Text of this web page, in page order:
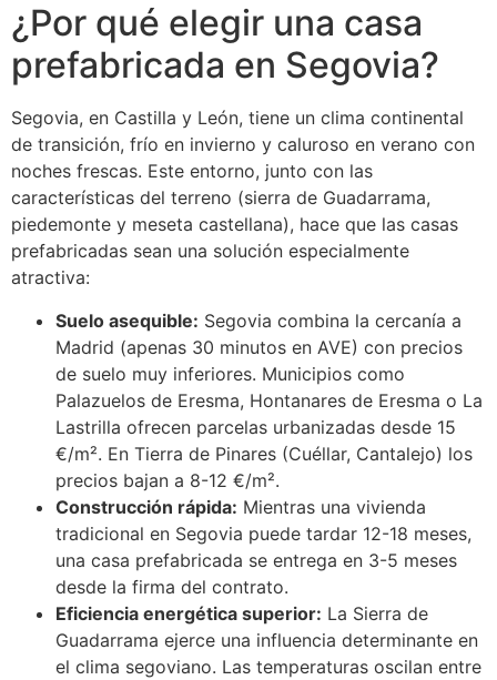
¿Por qué elegir una casa
prefabricada en Segovia?
Segovia, en Castilla y León, tiene un clima continental
de transición, frío en invierno y caluroso en verano con
noches frescas. Este entorno, junto con las
características del terreno (sierra de Guadarrama,
piedemonte y meseta castellana), hace que las casas
prefabricadas sean una solución especialmente
atractiva:
Suelo asequible: Segovia combina la cercanía a
Madrid (apenas 30 minutos en AVE) con precios
de suelo muy inferiores. Municipios como
Palazuelos de Eresma, Hontanares de Eresma o La
Lastrilla ofrecen parcelas urbanizadas desde 15
€/m². En Tierra de Pinares (Cuéllar, Cantalejo) los
precios bajan a 8-12 €/m².
Construcción rápida: Mientras una vivienda
tradicional en Segovia puede tardar 12-18 meses,
una casa prefabricada se entrega en 3-5 meses
desde la firma del contrato.
Eficiencia energética superior: La Sierra de
Guadarrama ejerce una influencia determinante en
el clima segoviano. Las temperaturas oscilan entre